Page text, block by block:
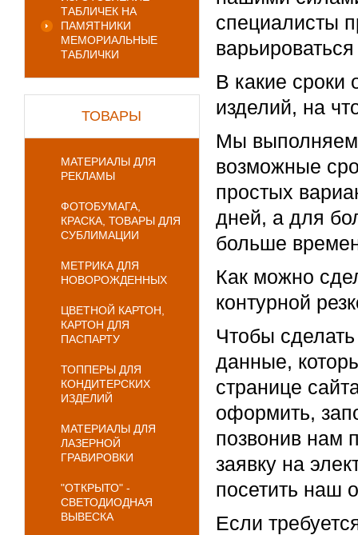
ТАБЛИЧЕК НА
ПАМЯТНИКИ
МЕМОРИАЛЬНЫЕ
ТАБЛИЧКИ
ТОВАРЫ
МАТЕРИАЛЫ ДЛЯ
РЕКЛАМЫ
ФОТОБУМАГА,
КРАСКА, ТОВАРЫ ДЛЯ
СУБЛИМАЦИИ
МЕТРИКА ДЛЯ
НОВОРОЖДЕННЫХ
ЦВЕТНОЙ КАРТОН,
КАРТОН ДЛЯ
ПАСПАРТУ
ТОППЕРЫ ДЛЯ
КОНДИТЕРСКИХ
ИЗДЕЛИЙ
МАТЕРИАЛЫ ДЛЯ
ЛАЗЕРНОЙ
ГРАВИРОВКИ
"ОТКРЫТО" -
СВЕТОДИОДНАЯ
ВЫВЕСКА
специалисты
В какие сроки
изделий, на
Мы выполняем
возможные
простых
дней, а для
больше
Как можно
контурной
Чтобы
данные,
странице
оформить,
позвонив нам
заявку на
посетить наш
Если